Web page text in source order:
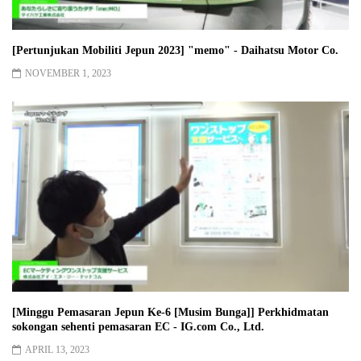
[Pertunjukan Mobiliti Jepun 2023] "memo" - Daihatsu Motor Co.
NOVEMBER 1, 2023
[Minggu Pemasaran Jepun Ke-6 [Musim Bunga]] Perkhidmatan
sokongan sehenti pemasaran EC - IG.com Co., Ltd.
APRIL 13, 2023